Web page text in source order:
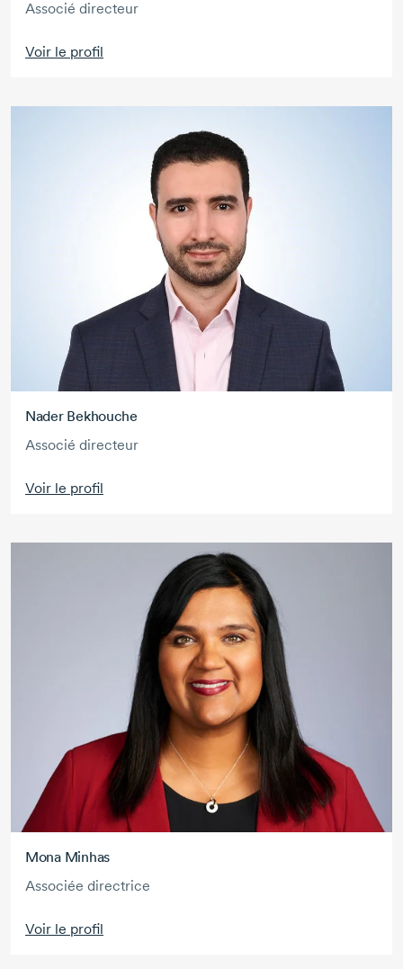
Associé directeur
Voir le profil
Nader Bekhouche
Associé directeur
Voir le profil
Mona Minhas
Associée directrice
Voir le profil